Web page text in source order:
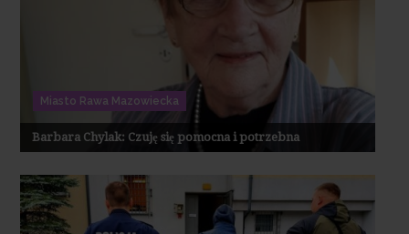
Miasto Rawa Mazowiecka
Barbara Chylak: Czuję się pomocna i potrzebna